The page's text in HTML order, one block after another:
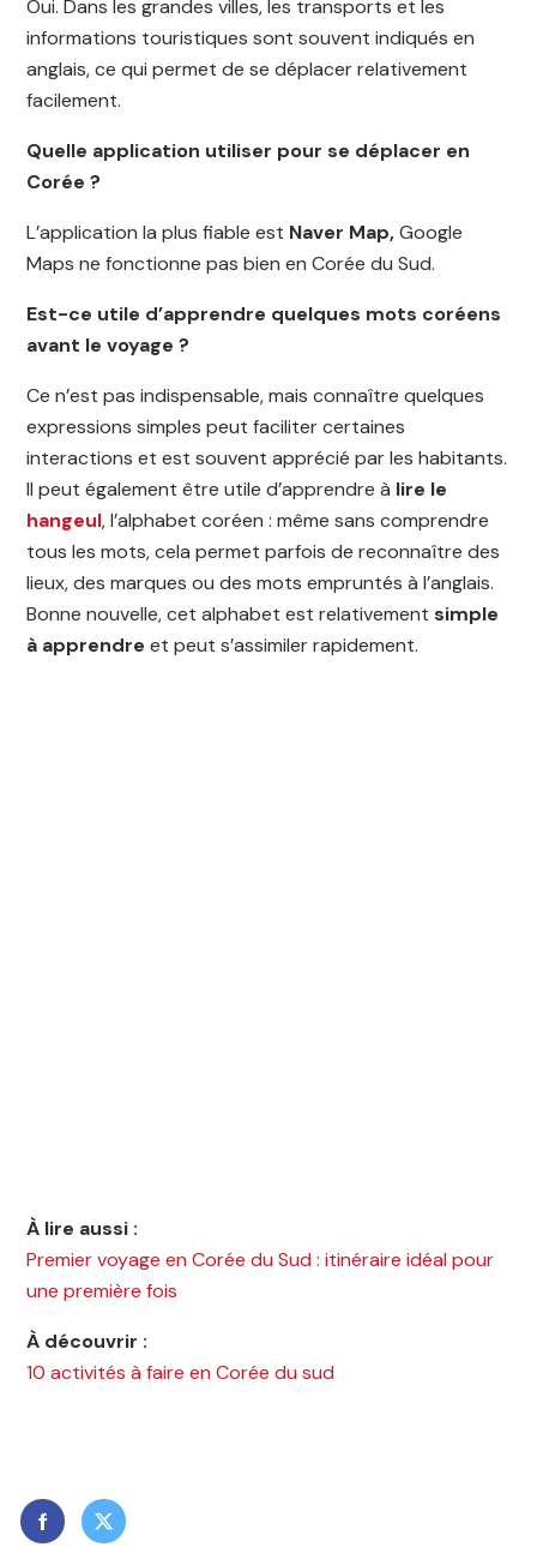
Oui. Dans les grandes villes, les transports et les
informations touristiques sont souvent indiqués en
anglais, ce qui permet de se déplacer relativement
facilement.
Quelle application utiliser pour se déplacer en
Corée ?
L’application la plus fiable est Naver Map,Google
Maps ne fonctionne pas bien en Corée du Sud.
Est-ce utile d’apprendre quelques mots coréens
avant le voyage ?
Ce n’est pas indispensable, mais connaître quelques
expressions simples peut faciliter certaines
interactions et est souvent apprécié par les habitants.
Il peut également être utile d’apprendre à lire le
hangeul, l’alphabet coréen : même sans comprendre
tous les mots, cela permet parfois de reconnaître des
lieux, des marques ou des mots empruntés à l’anglais.
Bonne nouvelle, cet alphabet est relativement simple
à apprendre et peut s’assimiler rapidement.
À lire aussi :
Premier voyage en Corée du Sud : itinéraire idéal pour
une première fois
À découvrir :
10 activités à faire en Corée du sud